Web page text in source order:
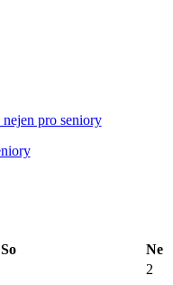
nejen pro seniory
So
Ne
2